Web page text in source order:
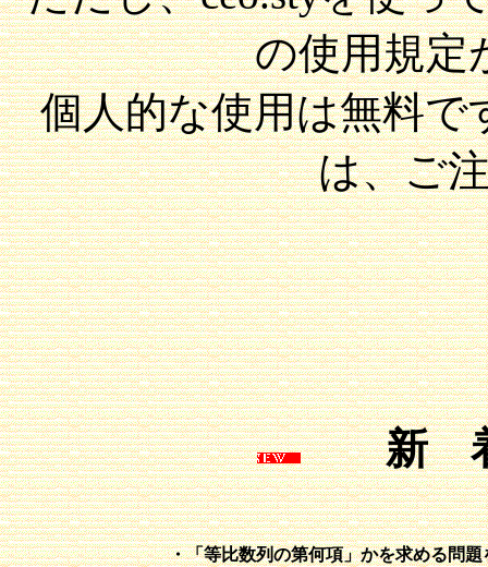
の使用規定
個人的な使用は無料
は、ご
新
・「等比数列の第何項」かを求める問